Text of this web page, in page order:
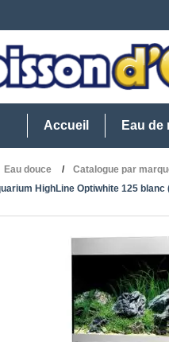
Accueil Eau de
Eau douce Catalogue par
HighLine Optiwhite 125